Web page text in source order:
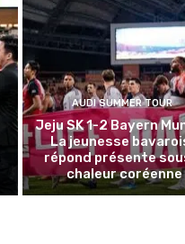
AUDI SUMMER TOUR
Jeju SK 1-2 Bayern
La jeunesse
répond présente
chaleur coréenne